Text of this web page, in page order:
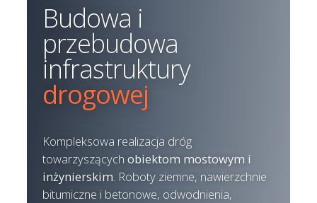
Budowa i
przebudowa
infrastruktury
drogowej
Kompleksowa realizacja dróg
towarzyszących obiektom mostowym i
inżynierskim. Roboty ziemne, nawierzchnie
bitumiczne i betonowe, odwodnienia,